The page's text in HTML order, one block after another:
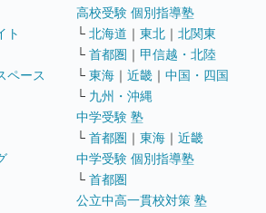
ト
ペース
高校受験 個別指導塾
└ 北海道 ｜ 東北 ｜ 北関東
└ 首都圏 ｜ 甲信越・北陸
└ 東海 ｜ 近畿 ｜ 中国・四国
└ 九州・沖縄
中学受験 塾
└ 首都圏 ｜ 東海 ｜ 近畿
中学受験 個別指導塾
└ 首都圏
公立中高一貫校対策 塾